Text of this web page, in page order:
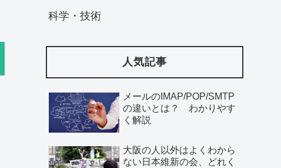
科学・技術
人気記事
メールのIMAP/POP/SMTP
の違いとは？ わかりやす
く解説
大阪の人以外はよくわから
ない日本維新の会、どれく